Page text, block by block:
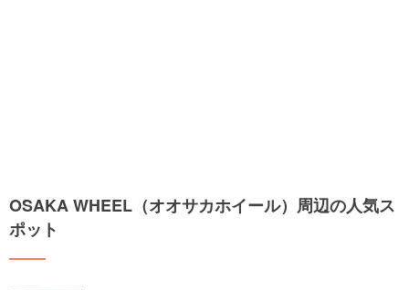
OSAKA WHEEL（オオサカホイール）周辺の人気ス
ポット